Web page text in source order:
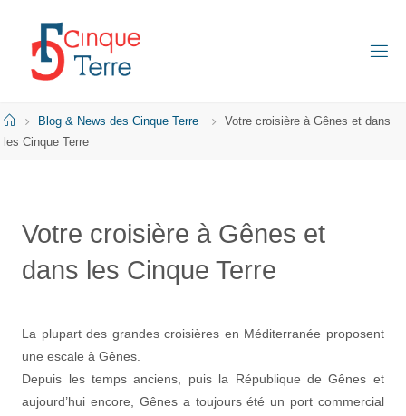
content
Q
E
N I
T
E
HomeBlog & News des Cinque Terre
Votre croisière à Gênes et dans
les Cinque Terre
Votre croisière à Gênes et
dans les Cinque Terre
La plupart des grandes croisières en Méditerranée proposent
une escale à Gênes.
Depuis les temps anciens, puis la République de Gênes et
aujourd’hui encore, Gênes a toujours été un port commercial